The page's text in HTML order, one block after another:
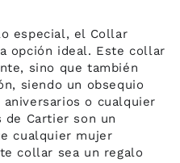
especial, el Collar
opción ideal. Este collar
sino que también
siendo un obsequio
o cualquier
de Cartier son un
cualquier mujer
collar sea un regalo